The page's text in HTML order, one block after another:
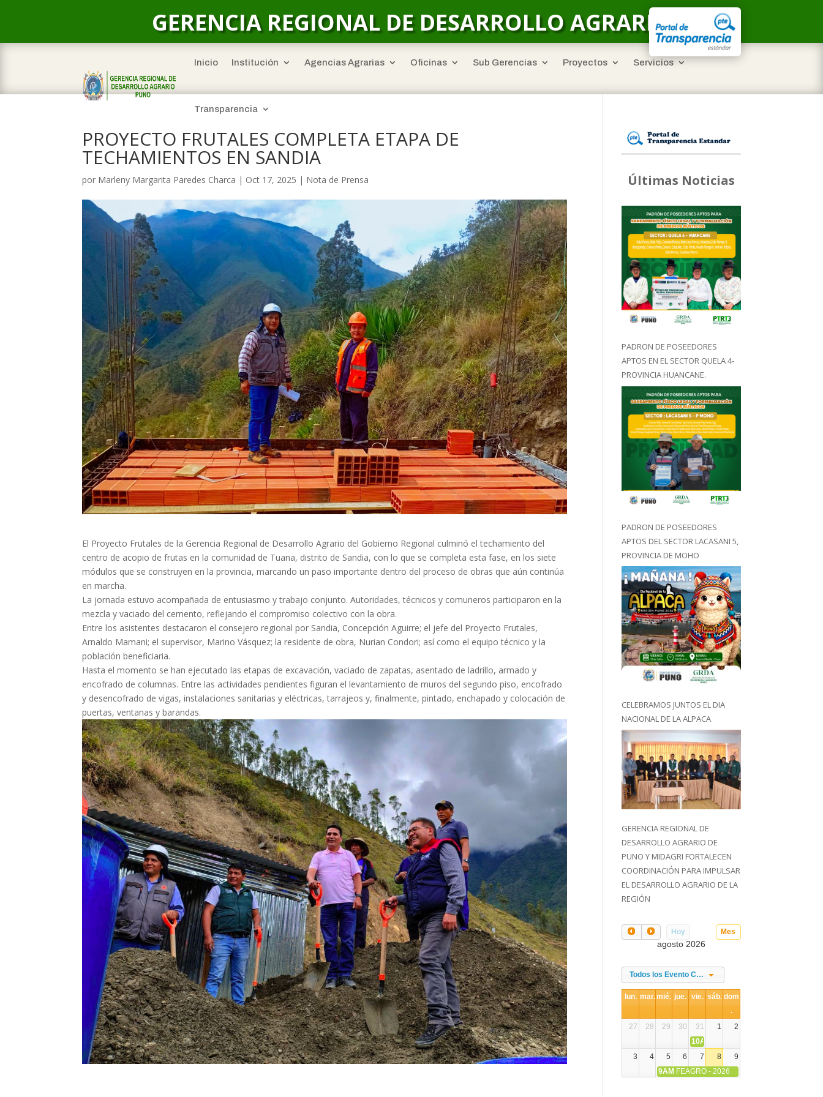
GERENCIA REGIONAL DE DESARROLLO AGRARIO
Inicio Institución Agencias Agrarias Oficinas Sub Gerencias Proyectos Servicios
Transparencia
PROYECTO FRUTALES COMPLETA ETAPA DE
TECHAMIENTOS EN SANDIA
por Marleny Margarita Paredes Charca | Oct 17, 2025 | Nota de Prensa
El Proyecto Frutales de la Gerencia Regional de Desarrollo Agrario del Gobierno Regional culminó el techamiento del
centro de acopio de frutas en la comunidad de Tuana, distrito de Sandia, con lo que se completa esta fase, en los siete
módulos que se construyen en la provincia, marcando un paso importante dentro del proceso de obras que aún continúa
en marcha.
La jornada estuvo acompañada de entusiasmo y trabajo conjunto. Autoridades, técnicos y comuneros participaron en la
mezcla y vaciado del cemento, reflejando el compromiso colectivo con la obra.
Entre los asistentes destacaron el consejero regional por Sandia, Concepción Aguirre; el jefe del Proyecto Frutales,
Arnaldo Mamani; el supervisor, Marino Vásquez; la residente de obra, Nurian Condori; así como el equipo técnico y la
población beneficiaria.
Hasta el momento se han ejecutado las etapas de excavación, vaciado de zapatas, asentado de ladrillo, armado y
encofrado de columnas. Entre las actividades pendientes figuran el levantamiento de muros del segundo piso, encofrado
y desencofrado de vigas, instalaciones sanitarias y eléctricas, tarrajeos y, finalmente, pintado, enchapado y colocación de
puertas, ventanas y barandas.
Últimas Noticias
PADRON DE POSEEDORES
APTOS EN EL SECTOR QUELA 4-
PROVINCIA HUANCANE.
PADRON DE POSEEDORES
APTOS DEL SECTOR LACASANI 5,
PROVINCIA DE MOHO
CELEBRAMOS JUNTOS EL DIA
NACIONAL DE LA ALPACA
GERENCIA REGIONAL DE
DESARROLLO AGRARIO DE
PUNO Y MIDAGRI FORTALECEN
COORDINACIÓN PARA IMPULSAR
EL DESARROLLO AGRARIO DE LA
REGIÓN
Hoy Mes
agosto 2026
Todos los Evento Categories
lun. mar.mié. jue. vie. sáb. dom
.
27
28 29 30 31 1
2
10AM
3
4 5 6 7 8
9
9AM FEAGRO - 2026